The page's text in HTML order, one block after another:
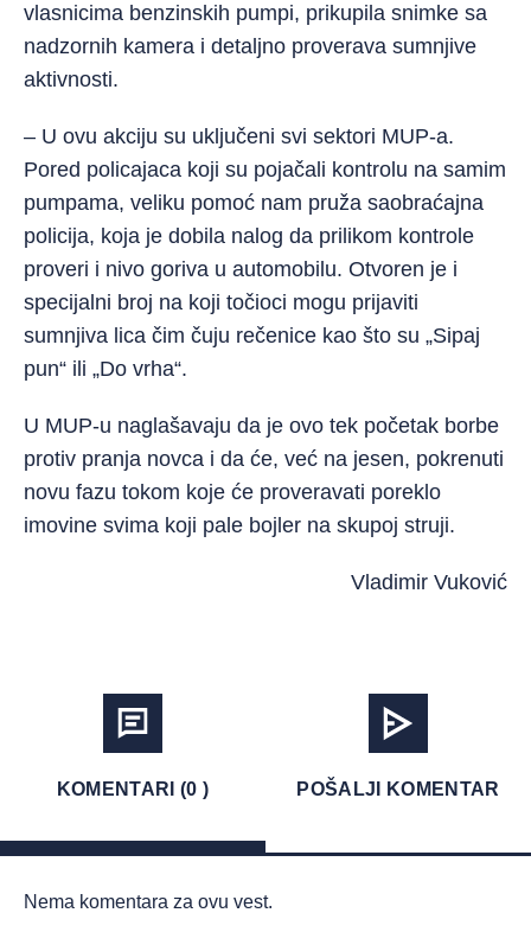
vlasnicima benzinskih pumpi, prikupila snimke sa
nadzornih kamera i detaljno proverava sumnjive
aktivnosti.
– U ovu akciju su uključeni svi sektori MUP-a.
Pored policajaca koji su pojačali kontrolu na samim
pumpama, veliku pomoć nam pruža saobraćajna
policija, koja je dobila nalog da prilikom kontrole
proveri i nivo goriva u automobilu. Otvoren je i
specijalni broj na koji točioci mogu prijaviti
sumnjiva lica čim čuju rečenice kao što su „Sipaj
pun“ ili „Do vrha“.
U MUP-u naglašavaju da je ovo tek početak borbe
protiv pranja novca i da će, već na jesen, pokrenuti
novu fazu tokom koje će proveravati poreklo
imovine svima koji pale bojler na skupoj struji.
Vladimir Vuković
KOMENTARI (0 ) POŠALJI KOMENTAR
Nema komentara za ovu vest.